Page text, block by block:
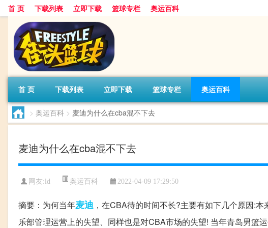
首 页 下载列表 立即下载 篮球专栏 奥运百科
首 页 下载列表 立即下载 篮球专栏 奥运百科
> 奥运百科 > 麦迪为什么在cba混不下去
麦迪为什么在cba混不下去
网友:ld 奥运百科 2022-04-09 17:29:50
摘要：为何当年麦迪，在CBA待的时间不长?主要有如下几个原因:
乐部管理运营上的失望、同样也是对CBA市场的失望! 当年青岛男篮